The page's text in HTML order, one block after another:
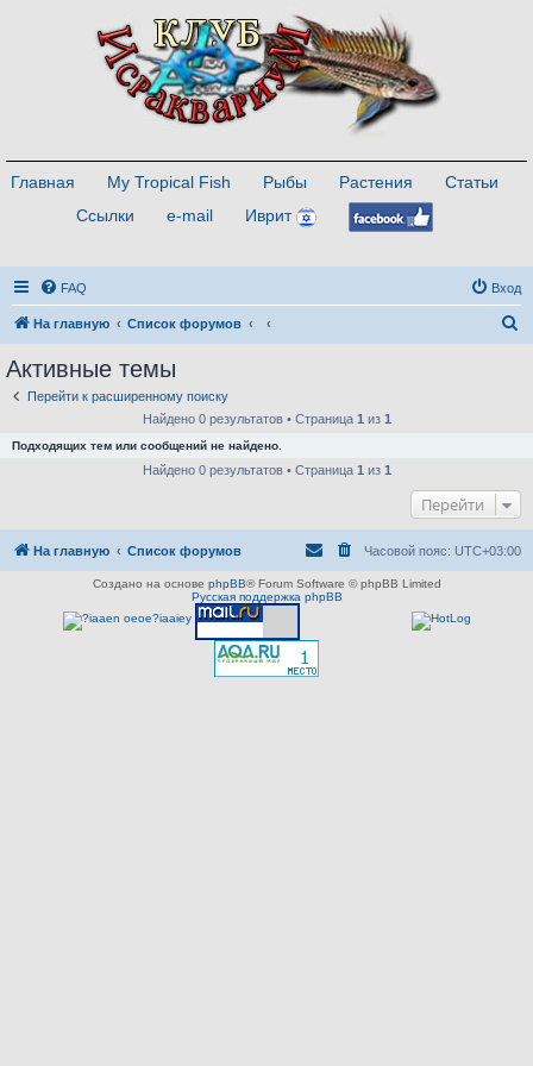
Главная My Tropical Fish Рыбы Растения
Статьи
Ссылки
e-mail Иврит
FAQ Вход
На главную Список форумов
Активные темы
Перейти к расширенному поиску
Найдено 0 результатов • Страница 1 из 1
Подходящих тем или сообщений не найдено.
Найдено 0 результатов • Страница 1 из 1
Перейти
На главную Список форумов Часовой пояс: UTC+03:00
Создано на основе phpBB® Forum Software © phpBB Limited
Русская поддержка phpBB